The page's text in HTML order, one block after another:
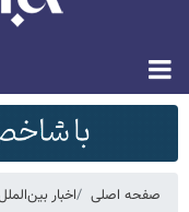
صفحه اصلی اخبار